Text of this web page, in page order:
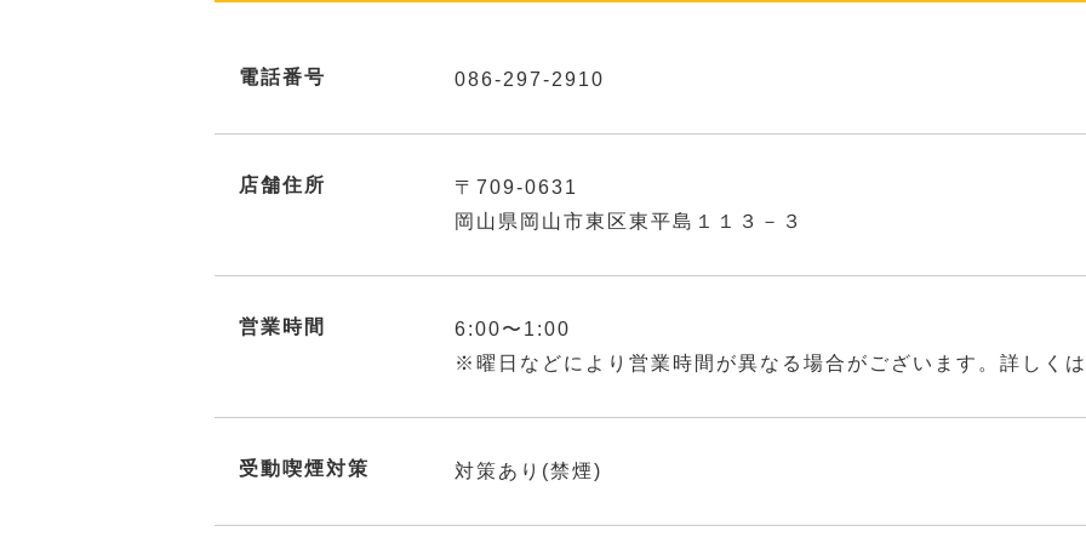
電話番号 086-297-2910
店舗住所
〒709-0631
岡山県岡山市東区東平島１１３－３
営業時間
6:00〜1:00
※曜日などにより営業時間が異なる場合がございます。詳しく
受動喫煙対策 対策あり(禁煙)